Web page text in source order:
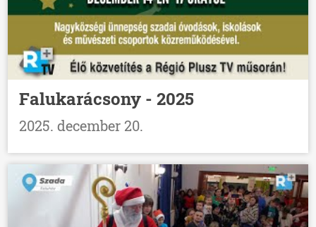
Falukarácsony - 2025
2025. december 20.